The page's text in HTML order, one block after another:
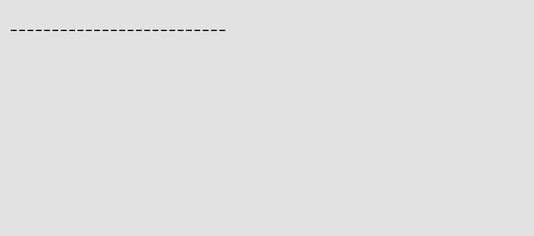
--------------------------